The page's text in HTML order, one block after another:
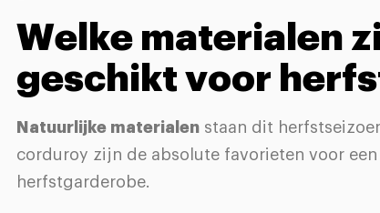
Welke materialen
geschikt voor
Natuurlijke materialen staan dit
corduroy zijn de absolute favorieten voor
herfstgarderobe.